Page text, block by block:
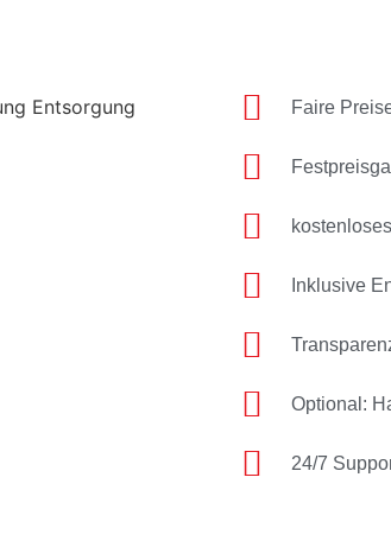
Faire
Inklusive
Optional:
24/7